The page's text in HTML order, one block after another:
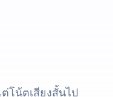
โน้ตเสียงสั้นไป